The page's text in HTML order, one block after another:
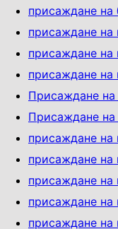
присаждане на
присаждане на
присаждане на
присаждане на
Присаждане на
Присаждане на
присаждане на
присаждане на
присаждане на
присаждане на
присаждане на